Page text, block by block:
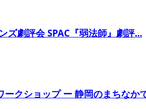
ズ劇評会 SPAC『弱法師』劇評...
ークショップ ー 静岡のまちなか